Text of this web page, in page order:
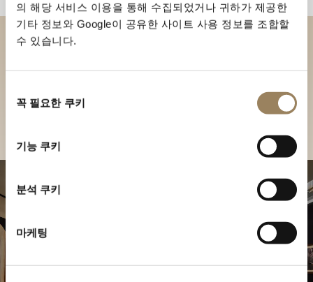
의 해당 서비스 이용을 통해 수집되었거나 귀하가 제공한
기타 정보와 Google이 공유한 사이트 사용 정보를 조합할
수 있습니다.
꼭 필요한 쿠키
기능 쿠키
분석 쿠키
마케팅